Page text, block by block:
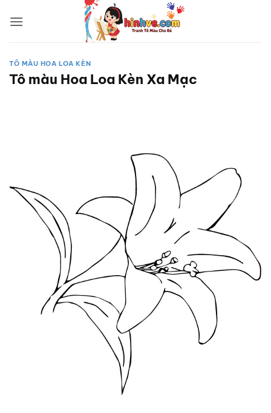
qua
TÔ MÀU HOA LOA KÈN
Tô màu Hoa Loa Kèn Xa Mạc